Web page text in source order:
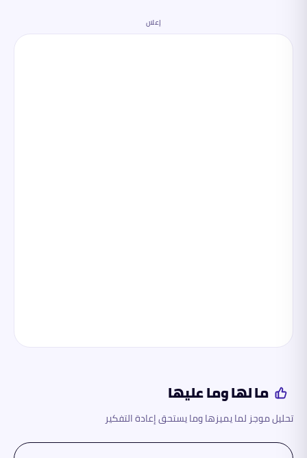
إعلان
ما لها وما عليها
تحليل موجز لما يميزها وما يستحق إعادة التفكير